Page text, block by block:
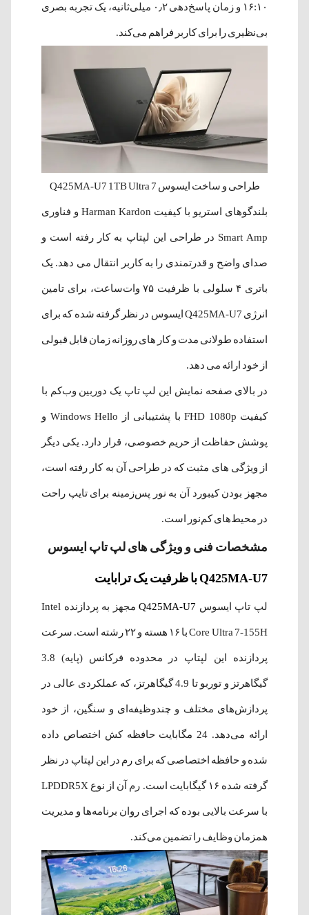
۱۶:۱۰ و زمان پاسخ‌دهی ۰٫۲ میلی‌ثانیه، یک تجربه بصری
بی‌نظیری را برای کاربر فراهم می‌کند.
طراحی و ساخت ایسوس Q425MA-U7 1TB Ultra 7
بلندگوهای استریو با کیفیت Harman Kardon و فناوری
Smart Amp در طراحی این لپتاپ به کار رفته است و
صدای واضح و قدرتمندی را به کاربر انتقال می دهد. یک
باتری ۴ سلولی با ظرفیت ۷۵ وات‌ساعت، برای تامین
انرژی Q425MA-U7 ایسوس در نظر گرفته شده که برای
استفاده طولانی مدت و کار های روزانه زمان قابل قبولی
از خود ارائه می دهد.
در بالای صفحه نمایش این لپ تاپ یک دوربین وب‌کم با
کیفیت FHD 1080p با پشتیبانی از Windows Hello و
پوشش حفاظت از حریم خصوصی، قرار دارد. یکی دیگر
از ویژگی های مثبت که در طراحی آن به کار رفته است،
مجهز بودن کیبورد آن به نور پس‌زمینه برای تایپ راحت
در محیط‌های کم‌نور است.
مشخصات فنی و ویژگی های لپ تاپ ایسوس
Q425MA-U7 با ظرفیت یک ترابایت
لپ تاپ ایسوس Q425MA-U7 مجهز به پردازنده Intel
Core Ultra 7-155H با ۱۶ هسته و ۲۲ رشته است. سرعت
پردازنده این لپتاپ در محدوده فرکانس (پایه) 3.8
گیگاهرتز و توربو تا 4.9 گیگاهرتز، که عملکردی عالی در
پردازش‌های مختلف و چندوظیفه‌ای و سنگین، از خود
ارائه می‌دهد. 24 مگابایت حافظه کش اختصاص داده
شده و حافظه اختصاصی که برای رم در این لپتاپ در نظر
گرفته شده ۱۶ گیگابایت است. رم آن از نوع LPDDR5X
با سرعت بالایی بوده که اجرای روان برنامه‌ها و مدیریت
همزمان وظایف را تضمین می‌کند.